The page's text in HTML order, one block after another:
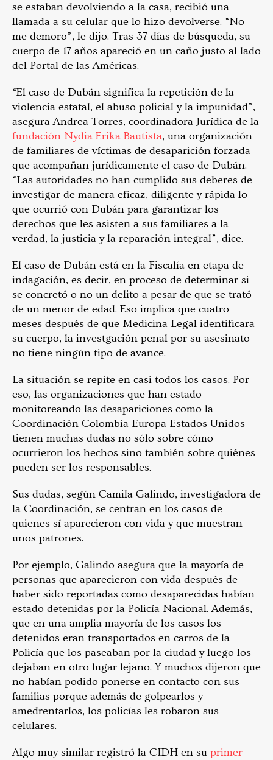
se estaban devolviendo a la casa, recibió una
llamada a su celular que lo hizo devolverse. “No
me demoro”, le dijo. Tras 37 días de búsqueda, su
cuerpo de 17 años apareció en un caño justo al lado
del Portal de las Américas.
“El caso de Dubán significa la repetición de la
violencia estatal, el abuso policial y la impunidad”,
asegura Andrea Torres, coordinadora Jurídica de la
fundación Nydia Erika Bautista, una organización
de familiares de víctimas de desaparición forzada
que acompañan jurídicamente el caso de Dubán.
“Las autoridades no han cumplido sus deberes de
investigar de manera eficaz, diligente y rápida lo
que ocurrió con Dubán para garantizar los
derechos que les asisten a sus familiares a la
verdad, la justicia y la reparación integral”, dice.
El caso de Dubán está en la Fiscalía en etapa de
indagación, es decir, en proceso de determinar si
se concretó o no un delito a pesar de que se trató
de un menor de edad. Eso implica que cuatro
meses después de que Medicina Legal identificara
su cuerpo, la investgación penal por su asesinato
no tiene ningún tipo de avance.
La situación se repite en casi todos los casos. Por
eso, las organizaciones que han estado
monitoreando las desapariciones como la
Coordinación Colombia-Europa-Estados Unidos
tienen muchas dudas no sólo sobre cómo
ocurrieron los hechos sino también sobre quiénes
pueden ser los responsables.
Sus dudas, según Camila Galindo, investigadora de
la Coordinación, se centran en los casos de
quienes sí aparecieron con vida y que muestran
unos patrones.
Por ejemplo, Galindo asegura que la mayoría de
personas que aparecieron con vida después de
haber sido reportadas como desaparecidas habían
estado detenidas por la Policía Nacional. Además,
que en una amplia mayoría de los casos los
detenidos eran transportados en carros de la
Policía que los paseaban por la ciudad y luego los
dejaban en otro lugar lejano. Y muchos dijeron que
no habían podido ponerse en contacto con sus
familias porque además de golpearlos y
amedrentarlos, los policías les robaron sus
celulares.
Algo muy similar registró la CIDH en su primer